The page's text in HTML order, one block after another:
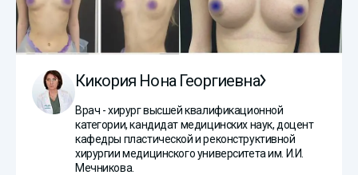
Кикория Нона Георгиевна
Врач - хирург высшей квалификационной
категории, кандидат медицинских наук, доцент
кафедры пластической и реконструктивной
хирургии медицинского университета им. И.И.
Мечникова.